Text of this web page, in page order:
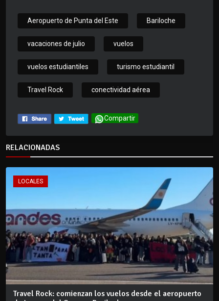
Aeropuerto de Punta del Este Bariloche
vacaciones de julio vuelos
vuelos estudiantiles turismo estudiantil
Travel Rock conectividad aérea
Compartir
RELACIONADAS
LOCALES
Travel Rock: comienzan los vuelos desde el aeropuerto